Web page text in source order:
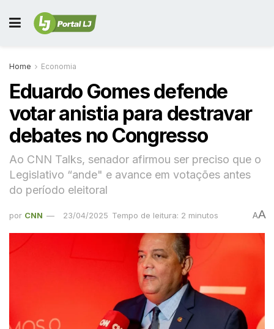
Home Economia
Eduardo Gomes defende
votar anistia para destravar
debates no Congresso
Ao CNN Talks, senador afirmou ser preciso que o
Legislativo “ande" e avance em votações antes
do período eleitoral
por CNN 23/04/2025 Tempo de leitura: 2 minutos AA